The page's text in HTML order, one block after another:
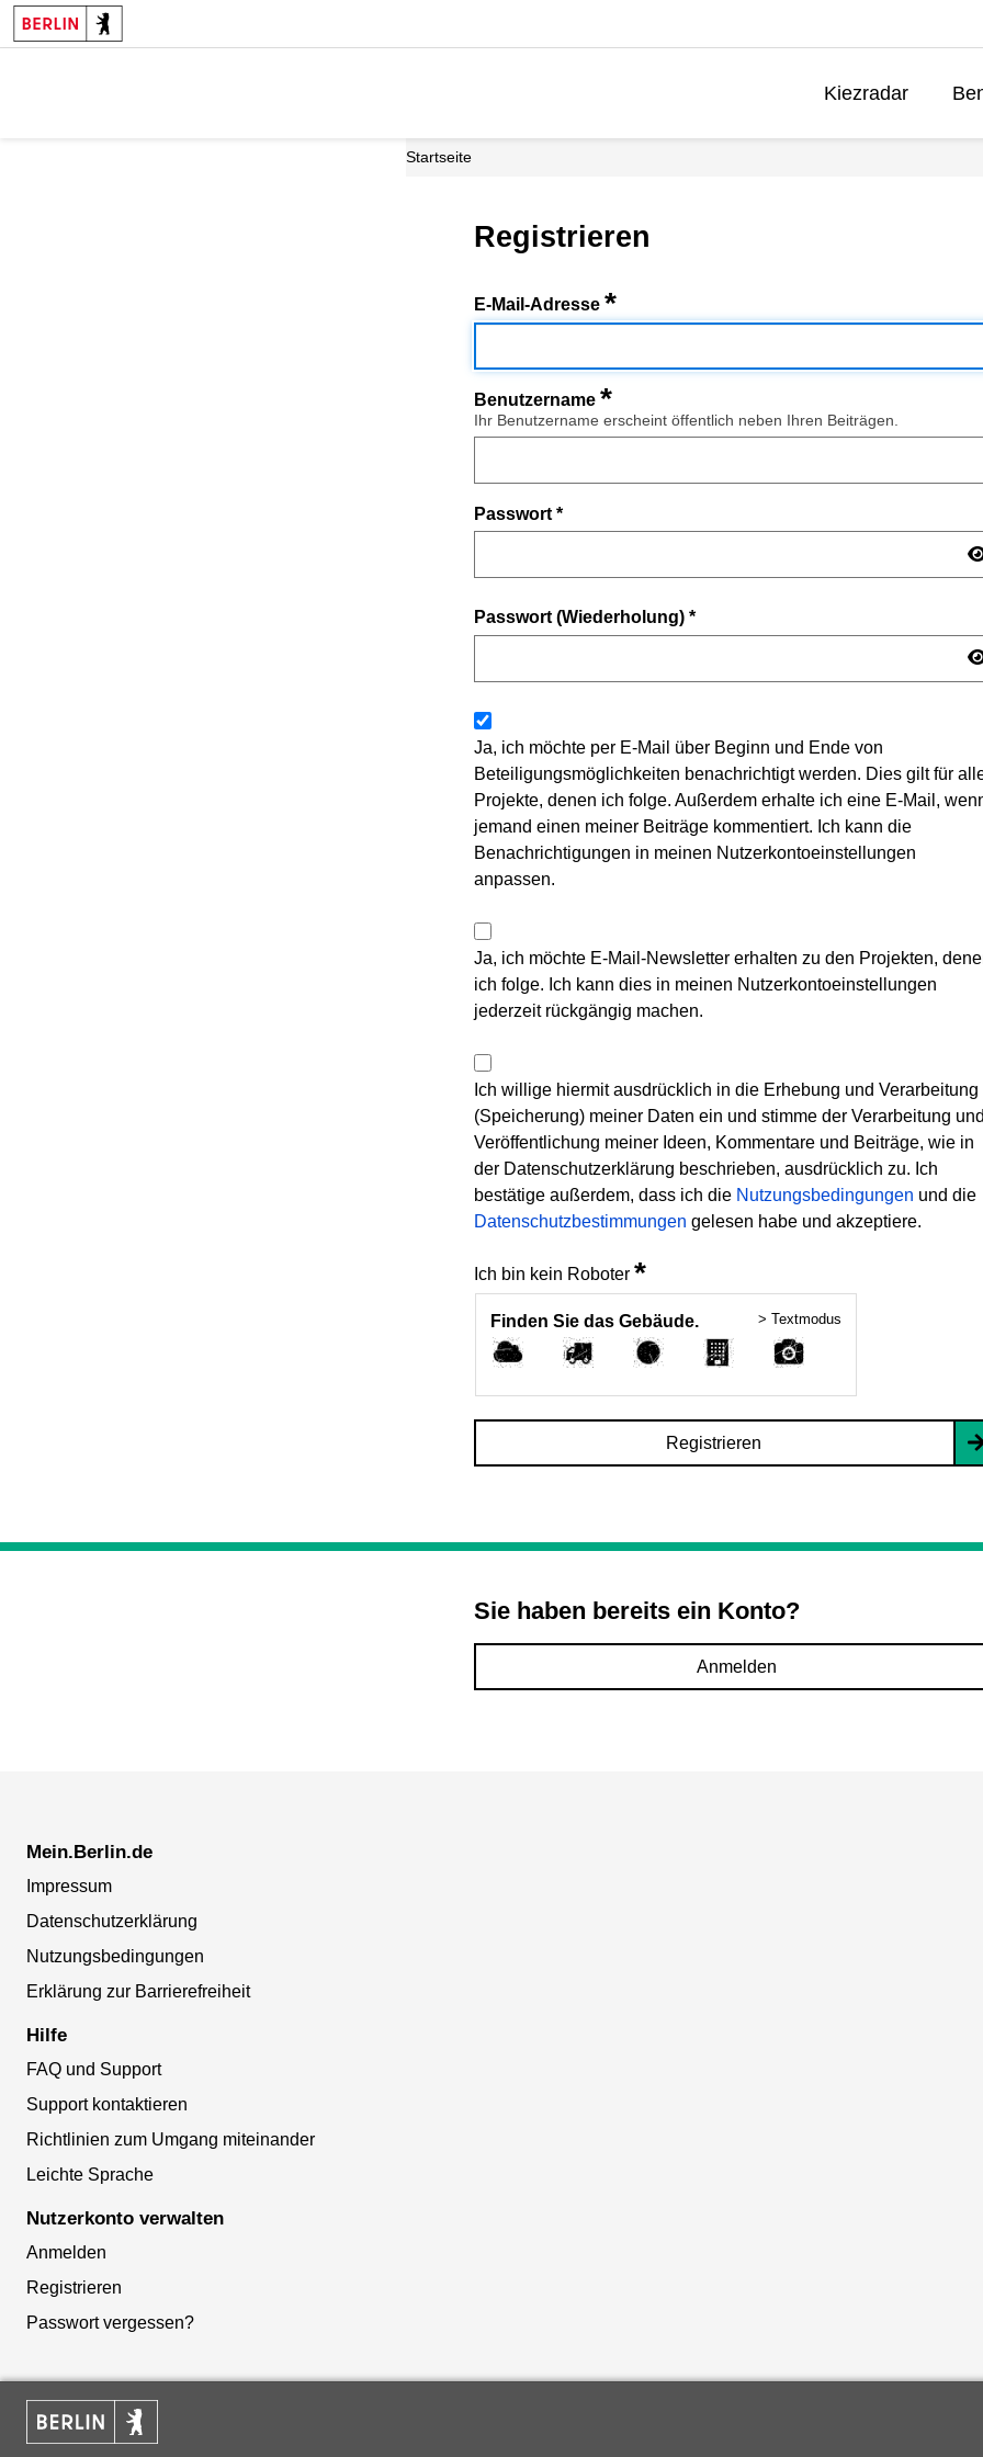
Kiezradar
Startseite
Registrieren
E-Mail-Adresse *
Benutzername *
Ihr Benutzername erscheint öffentlich neben Ihren Beiträgen.
Passwort *
Passwort (Wiederholung) *
Ja, ich möchte per E-Mail über Beginn und Ende von
Beteiligungsmöglichkeiten benachrichtigt werden. Dies gilt für
Projekte, denen ich folge. Außerdem erhalte ich eine E-Mail,
jemand einen meiner Beiträge kommentiert. Ich kann die
Benachrichtigungen in meinen Nutzerkontoeinstellungen
anpassen.
Ja, ich möchte E-Mail-Newsletter erhalten zu den Projekten,
ich folge. Ich kann dies in meinen Nutzerkontoeinstellungen
jederzeit rückgängig machen.
Ich willige hiermit ausdrücklich in die Erhebung und Verarbeitung
(Speicherung) meiner Daten ein und stimme der Verarbeitung und
Veröffentlichung meiner Ideen, Kommentare und Beiträge, wie in
der Datenschutzerklärung beschrieben, ausdrücklich zu. Ich
bestätige außerdem, dass ich die Nutzungsbedingungen und die
Datenschutzbestimmungen gelesen habe und akzeptiere.
Ich bin kein Roboter *
Finden Sie das Gebäude. > Textmodus
Registrieren
Sie haben bereits ein Konto?
Anmelden
Mein.Berlin.de
Impressum
Datenschutzerklärung
Nutzungsbedingungen
Erklärung zur Barrierefreiheit
Hilfe
FAQ und Support
Support kontaktieren
Richtlinien zum Umgang miteinander
Leichte Sprache
Nutzerkonto verwalten
Anmelden
Registrieren
Passwort vergessen?